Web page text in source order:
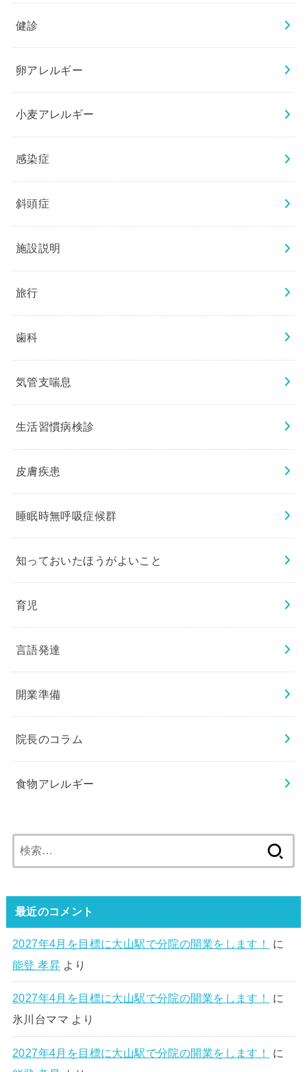
健診
卵アレルギー
小麦アレルギー
感染症
斜頭症
施設説明
旅行
歯科
気管支喘息
生活習慣病検診
皮膚疾患
睡眠時無呼吸症候群
知っておいたほうがよいこと
育児
言語発達
開業準備
院長のコラム
食物アレルギー
索:
最近のコメント
2027年4月を目標に大山駅で分院の開業をします！
に
能登 孝昇より
2027年4月を目標に大山駅で分院の開業をします！
に
氷川台ママ より
2027年4月を目標に大山駅で分院の開業をします！
に